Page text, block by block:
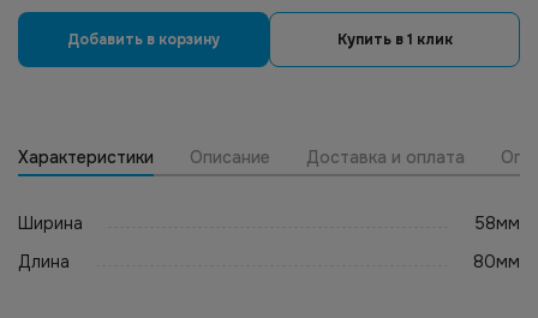
Добавить в корзину Купить в 1 клик
Характеристики Описание Доставка и оплата
Ширина
58мм
Длина
80мм